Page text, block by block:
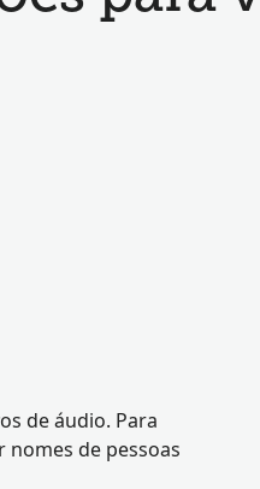
de áudio. Para
nomes de pessoas